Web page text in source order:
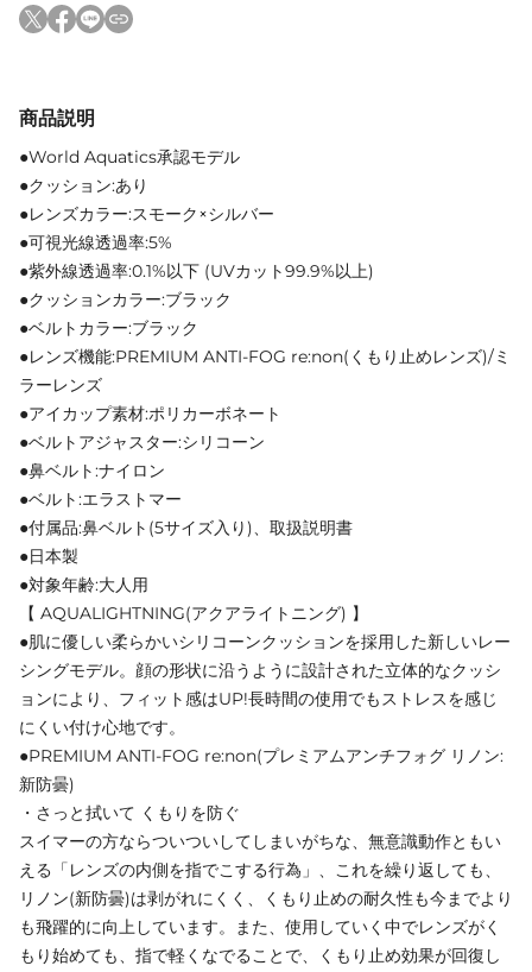
商品説明
●World Aquatics承認モデル
●クッション:あり
●レンズカラー:スモーク×シルバー
●可視光線透過率:5%
●紫外線透過率:0.1%以下 (UVカット99.9%以上)
●クッションカラー:ブラック
●ベルトカラー:ブラック
●レンズ機能:PREMIUM ANTI-FOG re:non(くもり止めレンズ)/ミ
ラーレンズ
●アイカップ素材:ポリカーボネート
●ベルトアジャスター:シリコーン
●鼻ベルト:ナイロン
●ベルト:エラストマー
●付属品:鼻ベルト(5サイズ入り)、取扱説明書
●日本製
●対象年齢:大人用
【 AQUALIGHTNING(アクアライトニング) 】
●肌に優しい柔らかいシリコーンクッションを採用した新しいレー
シングモデル。顔の形状に沿うように設計された立体的なクッシ
ョンにより、フィット感はUP!長時間の使用でもストレスを感じ
にくい付け心地です。
●PREMIUM ANTI-FOG re:non(プレミアムアンチフォグ リノン:
新防曇)
・さっと拭いて くもりを防ぐ
スイマーの方ならついついしてしまいがちな、無意識動作ともい
える「レンズの内側を指でこする行為」、これを繰り返しても、
リノン(新防曇)は剥がれにくく、くもり止めの耐久性も今までより
も飛躍的に向上しています。また、使用していく中でレンズがく
もり始めても、指で軽くなでることで、くもり止め効果が回復し